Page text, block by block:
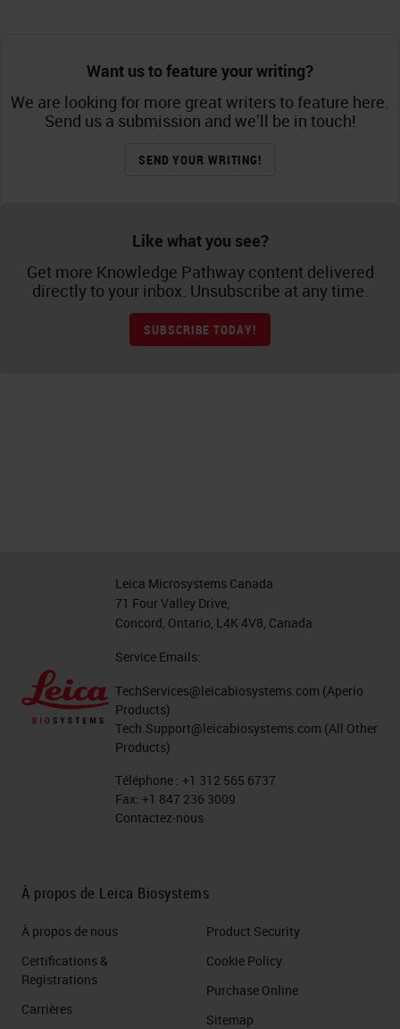
Want us to feature your writing?
We are looking for more great writers to feature here.
Send us a submission and we’ll be in touch!
SEND YOUR WRITING!
Like what you see?
Get more Knowledge Pathway content delivered
directly to your inbox. Unsubscribe at any time.
SUBSCRIBE TODAY!
Leica Microsystems Canada
71 Four Valley Drive,
Concord, Ontario, L4K 4V8, Canada
Service Emails:
TechServices@leicabiosystems.com (Aperio
Products)
Tech.Support@leicabiosystems.com (All Other
Products)
Téléphone : +1 312 565 6737
Fax: +1 847 236 3009
Contactez-nous
À propos de Leica Biosystems
À propos de nous
Certifications &
Registrations
Carrières
Product Security
Cookie Policy
Purchase Online
Sitemap